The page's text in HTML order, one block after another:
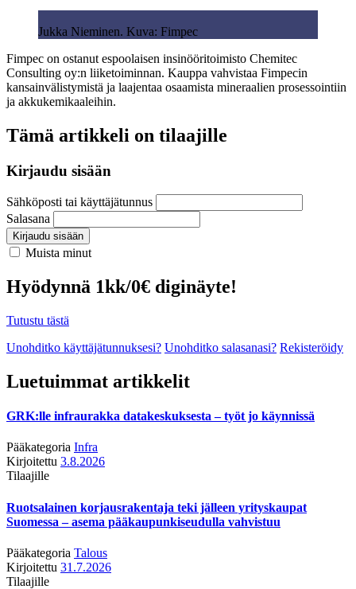
Jukka Nieminen. Kuva: Fimpec
Fimpec on ostanut espoolaisen insinööritoimisto Chemitec
Consulting oy:n liiketoiminnan. Kauppa vahvistaa Fimpecin
kansainvälistymistä ja laajentaa osaamista mineraalien prosessointiin
ja akkukemikaaleihin.
Tämä artikkeli on tilaajille
Kirjaudu sisään
Sähköposti tai käyttäjätunnus
Salasana
Kirjaudu sisään
Muista minut
Hyödynnä 1kk/0€ diginäyte!
Tutustu tästä
Unohditko käyttäjätunnuksesi? Unohditko salasanasi? Rekisteröidy
Luetuimmat artikkelit
GRK:lle infraurakka datakeskuksesta – työt jo käynnissä
Pääkategoria Infra
Kirjoitettu 3.8.2026
Tilaajille
Ruotsalainen korjausrakentaja teki jälleen yrityskaupat
Suomessa – asema pääkaupunkiseudulla vahvistuu
Pääkategoria Talous
Kirjoitettu 31.7.2026
Tilaajille